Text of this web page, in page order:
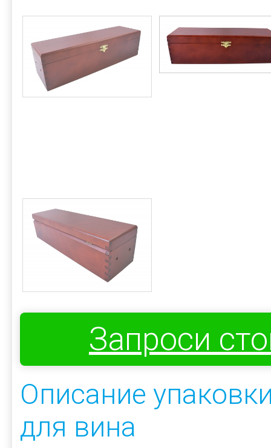
Запроси
Описание
для вина